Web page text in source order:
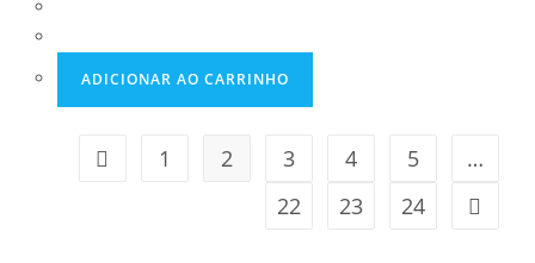
ADICIONAR AO CARRINHO
1 2 3 4 5
…
22
23 24